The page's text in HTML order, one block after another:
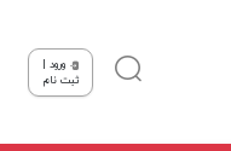
ورود |
ثبت نام